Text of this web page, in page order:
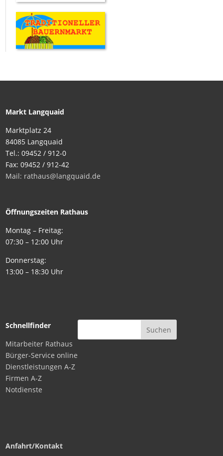
Markt Langquaid
Marktplatz 24
84085 Langquaid
Tel.: 09452 / 912-0
Fax: 09452 / 912-42
Mail: rathaus@langquaid.de
Öffnungszeiten Rathaus
Montag – Freitag:
07:30 – 12:00 Uhr
Donnerstag:
13:00 – 18:30 Uhr
Schnellfinder
Mitarbeiter Rathaus
Bürger-Service online
Dienstleistungen A-Z
Firmen A-Z
Notdienste
Anfahrt/Kontakt